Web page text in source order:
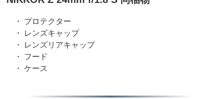
・ プロテクター
・ レンズキャップ
・ レンズリアキャップ
・ フード
・ ケース